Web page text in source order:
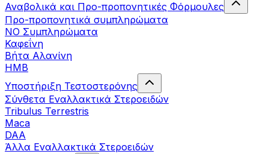
Αναβολικά και Προ-προπονητικές Φόρμουλες
Προ-προπονητικά συμπληρώματα
ΝΟ Συμπληρώματα
Καφεΐνη
Βήτα Αλανίνη
HMB
Υποστήριξη Τεστοστερόνης
Σύνθετα Εναλλακτικά Στεροειδών
Tribulus Terrestris
Maca
DAA
Άλλα Εναλλακτικά Στεροειδών